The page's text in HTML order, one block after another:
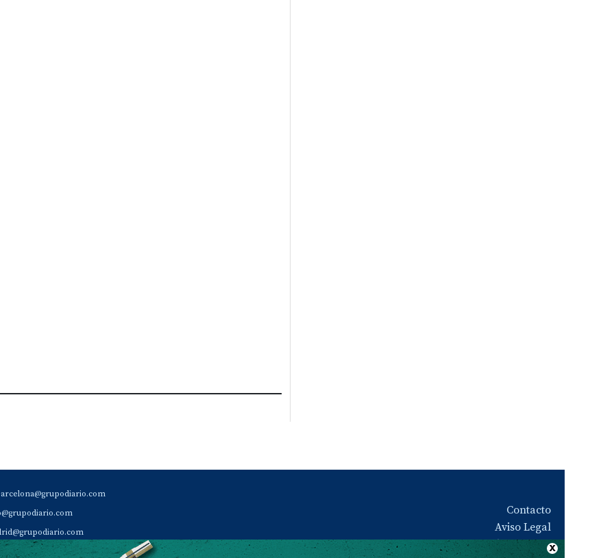
|
valencia@grupodiario.com
Contacto
Aviso Legal
Quiénes somos